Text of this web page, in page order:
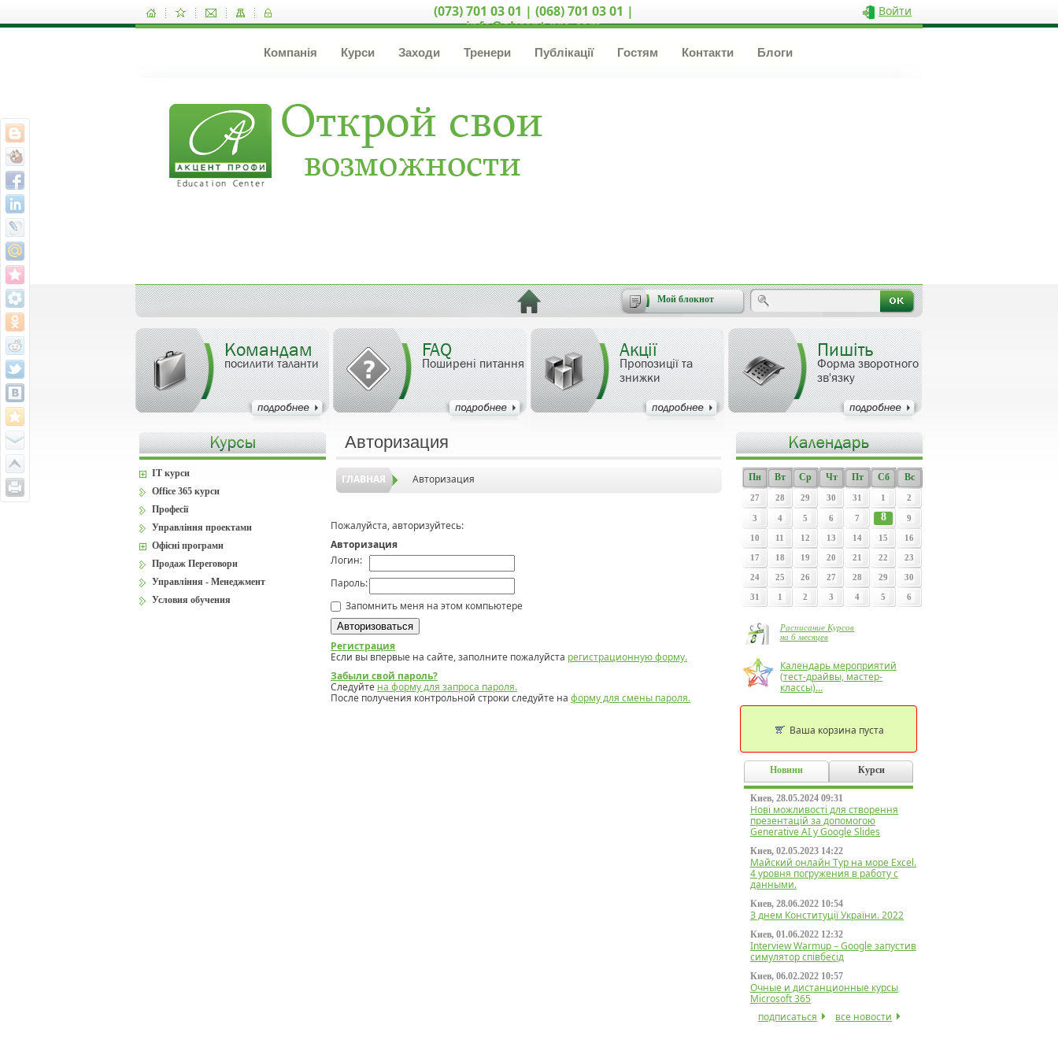
(073) 701 03 01 | (068) 701 03 01 |
info@akcent-pro.com
Войти
Компанія Курси Заходи Тренери Публікації Гостям Контакти Блоги
Мой блокнот
Командам
посилити таланти
FAQ
Поширені питання
Акції
Пропозиції та
знижки
Пишіть
Форма зворотного
зв'язку
Авторизация
ГЛАВНАЯ Авторизация
Пожалуйста, авторизуйтесь:
Авторизация
Логин:
Пароль:
Запомнить меня на этом компьютере
Регистрация
Если вы впервые на сайте, заполните пожалуйста регистрационную форму.
Забыли свой пароль?
Следуйте на форму для запроса пароля.
После получения контрольной строки следуйте на форму для смены пароля.
IT курси
Office 365 курси
Професії
Управління проектами
Офісні програми
Продаж Переговори
Управління - Менеджмент
Условия обучения
Пн Вт Ср Чт Пт Сб Вс
27 28 29 30 31 1 2
3 4 5 6 7 8 9
10 11 12 13 14 15 16
17 18 19 20 21 22 23
24 25 26 27 28 29 30
31 1 2 3 4 5 6
Расписание Курсов
на 6 месяцев
Календарь мероприятий
(тест-драйвы, мастер-
классы)...
Ваша корзина пуста
Новини Курси
Киев, 28.05.2024 09:31
Нові можливості для створення
презентацій за допомогою
Generative AI у Google Slides
Киев, 02.05.2023 14:22
Майский онлайн Тур на море Excel.
4 уровня погружения в работу с
данными.
Киев, 28.06.2022 10:54
З днем Конституції України. 2022
Киев, 01.06.2022 12:32
Interview Warmup – Google запустив
симулятор співбесід
Киев, 06.02.2022 10:57
Очные и дистанционные курсы
Microsoft 365
подписаться
все новости